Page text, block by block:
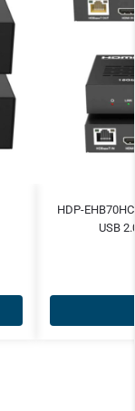
HDP-
USB